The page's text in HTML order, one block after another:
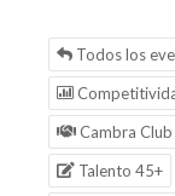
Todos los
Cambra Club
Talento 45+